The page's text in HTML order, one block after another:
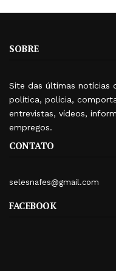
SOBRE
Site das últimas notícias
política, polícia,
entrevistas, vídeos,
empregos.
CONTATO
selesnafes@gmail.com
FACEBOOK